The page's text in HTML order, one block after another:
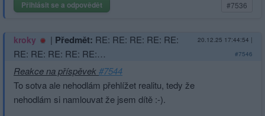
Přihlásit se a odpovědět #7536
kroky | Předmět: RE: RE: RE: RE: RE:
RE: RE: RE: RE: RE:…
20.12.25 17:44:54 |
#7546
Reakce na příspěvek#7544
To sotva ale nehodlám přehlížet realitu, tedy že
nehodlám si namlouvat že jsem dítě :-).